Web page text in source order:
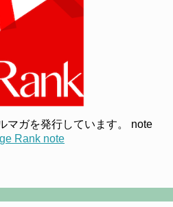
マガを発行しています。 note
Rank note